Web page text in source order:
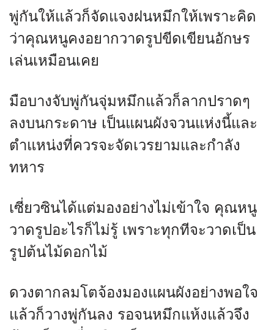
พู่กันให้แล้วก็จัดแจงฝนหมึกให้เพราะคิด
ว่าคุณหนูคงอยากวาดรูปขีดเขียนอักษร
เล่นเหมือนเคย
มือบางจับพู่กันจุ่มหมึกแล้วก็ลากปราดๆ
ลงบนกระดาษ เป็นแผนผังจวนแห่งนี้และ
ตำแหน่งที่ควรจะจัดเวรยามและกำลัง
ทหาร
เซี่ยวซินได้แต่มองอย่างไม่เข้าใจ คุณหนู
วาดรูปอะไรก็ไม่รู้ เพราะทุกทีจะวาดเป็น
รูปต้นไม้ดอกไม้
ดวงตากลมโตจ้องมองแผนผังอย่างพอใจ
แล้วก็วางพู่กันลง รอจนหมึกแห้งแล้วจึง